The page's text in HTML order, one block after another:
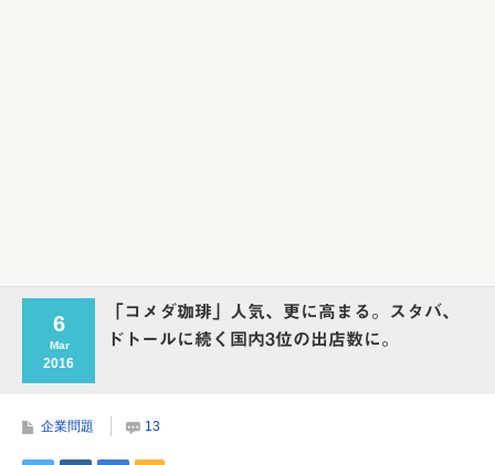
6
Mar
2016
「コメダ珈琲」人気、更に高まる。スタバ、
ドトールに続く国内3位の出店数に。
企業問題 13